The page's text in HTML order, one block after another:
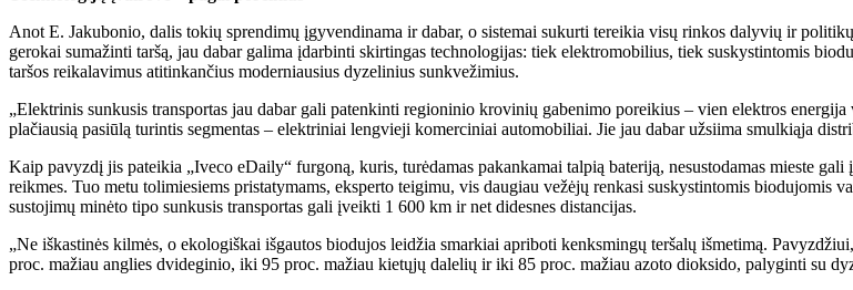
Anot E. Jakubonio, dalis tokių sprendimų įgyvendinama ir dabar, o sistemai sukurti tereikia visų rinkos dalyvių ir
gerokai sumažinti taršą, jau dabar galima įdarbinti skirtingas technologijas: tiek elektromobilius, tiek suskystintomis
taršos reikalavimus atitinkančius moderniausius dyzelinius sunkvežimius.
„Elektrinis sunkusis transportas jau dabar gali patenkinti regioninio krovinių gabenimo poreikius – vien elektros
plačiausią pasiūlą turintis segmentas – elektriniai lengvieji komerciniai automobiliai. Jie jau dabar užsiima smulkiąja
Kaip pavyzdį jis pateikia „Iveco eDaily“ furgoną, kuris, turėdamas pakankamai talpią bateriją, nesustodamas mieste
reikmes. Tuo metu tolimiesiems pristatymams, eksperto teigimu, vis daugiau vežėjų renkasi suskystintomis biodujomis
sustojimų minėto tipo sunkusis transportas gali įveikti 1 600 km ir net didesnes distancijas.
„Ne iškastinės kilmės, o ekologiškai išgautos biodujos leidžia smarkiai apriboti kenksmingų teršalų išmetimą.
proc. mažiau anglies dvideginio, iki 95 proc. mažiau kietųjų dalelių ir iki 85 proc. mažiau azoto dioksido, palyginti su